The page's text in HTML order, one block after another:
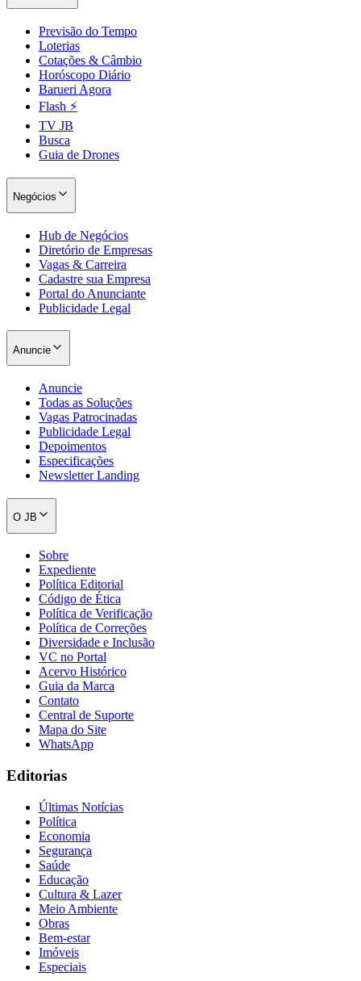
Previsão do Tempo
Loterias
Cotações & Câmbio
Horóscopo Diário
Barueri Agora
Flash ⚡
TV JB
Busca
Guia de Drones
Negócios
Hub de Negócios
Diretório de Empresas
Vagas & Carreira
Cadastre sua Empresa
Portal do Anunciante
Publicidade Legal
Anuncie
Anuncie
Todas as Soluções
Vagas Patrocinadas
Publicidade Legal
Depoimentos
Especificações
Newsletter Landing
O JB
Sobre
Expediente
Política Editorial
Código de Ética
Política de Verificação
Política de Correções
Diversidade e Inclusão
VC no Portal
Acervo Histórico
Guia da Marca
Contato
Central de Suporte
Mapa do Site
WhatsApp
Editorias
Últimas Notícias
Política
Economia
Segurança
Saúde
Educação
Cultura & Lazer
Meio Ambiente
Obras
Bem-estar
Imóveis
Especiais